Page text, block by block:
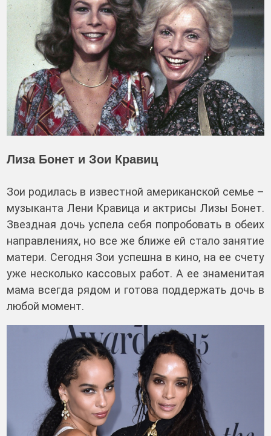
Лиза Бонет и Зои Кравиц
Зои родилась в известной американской семье –
музыканта Лени Кравица и актрисы Лизы Бонет.
Звездная дочь успела себя попробовать в обеих
направлениях, но все же ближе ей стало занятие
матери. Сегодня Зои успешна в кино, на ее счету
уже несколько кассовых работ. А ее знаменитая
мама всегда рядом и готова поддержать дочь в
любой момент.